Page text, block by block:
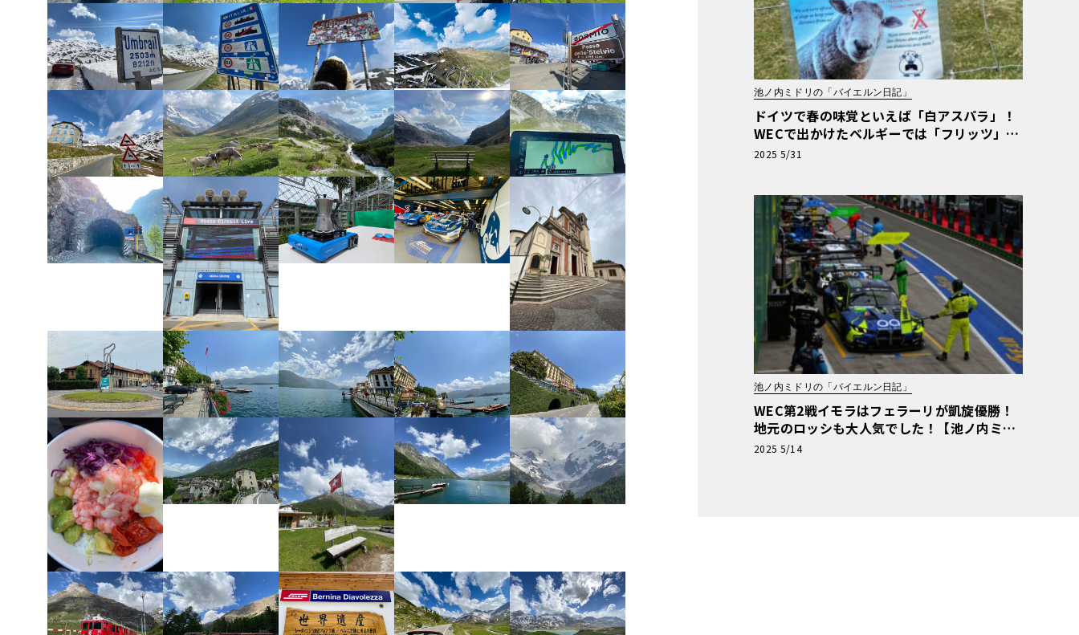
池ノ内ミドリの「バイエルン日記」
ドイツで春の味覚といえば「白アスパラ」！
WECで出かけたベルギーでは「フリッツ」を
食べるのがマストです【池ノ内ミドリのジャ
2025 5/31
池ノ内ミドリの「バイエルン日記」
WEC第2戦イモラはフェラーリが凱旋優勝！
地元のロッシも大人気でした！【池ノ内ミド
リのジャーマン日記】
2025 5/14